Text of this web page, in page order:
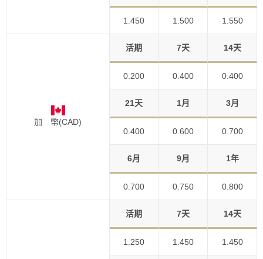
1.450 1.500 1.550
加 幣(CAD)
活期 7天 14天
0.200 0.400 0.400
21天 1月 3月
0.400 0.600 0.700
6月 9月 1年
0.700 0.750 0.800
活期 7天 14天
1.250 1.450 1.450